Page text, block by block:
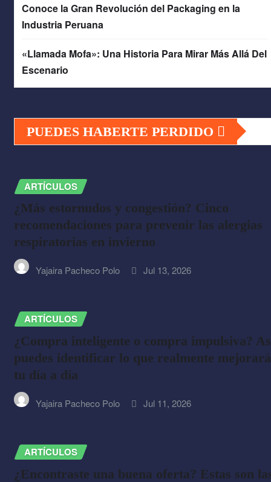
Conoce la Gran Revolución del Packaging en la
Industria Peruana
«Llamada Mofa»: Una Historia Para Mirar Más Allá Del
Escenario
PUEDES HABERTE PERDIDO
ARTÍCULOS
¿Más estornudos y congestión? Cinco
recomendaciones para prevenir las alergias
respiratorias en invierno
Yajaira Pacheco Polo Jul 13, 2026
ARTÍCULOS
¿Compra inteligente o compra impulsiva?
puedes identificar lo que realmente mejorará
tu día a día
Yajaira Pacheco Polo Jul 11, 2026
ARTÍCULOS
¿Encontraste una buena oferta? Estas son